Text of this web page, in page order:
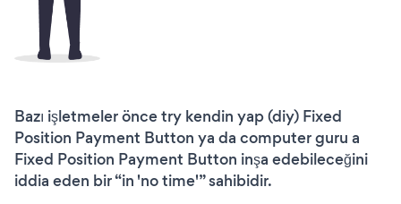
Bazı işletmeler önce try kendin yap (diy) Fixed
Position Payment Button ya da computer guru a
Fixed Position Payment Button inşa edebileceğini
iddia eden bir “in 'no time'” sahibidir.